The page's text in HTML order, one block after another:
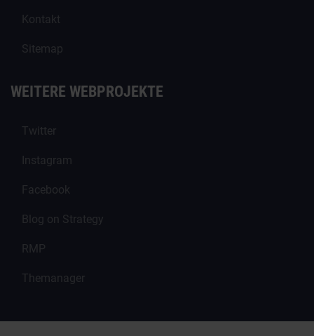
Kontakt
Sitemap
WEITERE WEBPROJEKTE
Twitter
Instagram
Facebook
Blog on Strategy
RMP
Themanager